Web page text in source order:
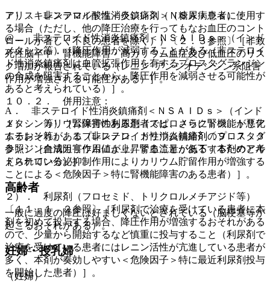
７）． 非ステロイド性消炎鎮痛剤（ＮＳＡＩＤｓ）：
@． 非ステロイド性消炎鎮痛剤＜ＮＳＡＩＤｓ＞（インド
メタシン等）［降圧作用が減弱することがある（非ステロイ
ド性消炎鎮痛剤は血管拡張作用を有するプロスタグランジン
の合成を阻害することから、降圧作用を減弱させる可能性が
あると考えられている）］。
A． 非ステロイド性消炎鎮痛剤＜ＮＳＡＩＤｓ＞（インド
メタシン等）［腎障害のある患者では、さらに腎機能が悪化
するおそれがある（非ステロイド性消炎鎮痛剤のプロスタグ
ランジン合成阻害作用により、腎血流量が低下するためと考
えられている）］。
高齢者
一般に過度の降圧は好ましくないとされている（脳梗塞等が
起こるおそれがある）。
妊婦・授乳婦
（妊婦）
アリスキレンフマル酸塩＜ラジレス＞（糖尿病患者に使用す
る場合（ただし、他の降圧治療を行ってもなお血圧のコント
ロールが著しく不良の患者を除く））〔２．３参照〕［非致
死性脳卒中・腎機能障害・高カリウム血症及び低血圧のリス
ク増加が報告されている（レニン−アンジオテンシン系阻害
作用が増強される可能性がある）］。
１０．２． 併用注意：
１）． カリウム保持性利尿剤（スピロノラクトン、トリア
ムテレン等）、エプレレノン、カリウム補給剤〔９．７．３
参照〕［血清カリウム値が上昇することがある（本剤のアル
ドステロン分泌抑制作用によりカリウム貯留作用が増強する
ことによる＜危険因子＞特に腎機能障害のある患者）］。
２）． 利尿剤（フロセミド、トリクロルメチアジド等）
〔１１．１．２参照〕［利尿剤で治療を受けている患者に本
剤を初めて投与する場合、降圧作用が増強するおそれがある
ので、少量から開始するなど慎重に投与すること（利尿剤で
治療を受けている患者にはレニン活性が亢進している患者が
多く、本剤が奏効しやすい＜危険因子＞特に最近利尿剤投与
を開始した患者）］。